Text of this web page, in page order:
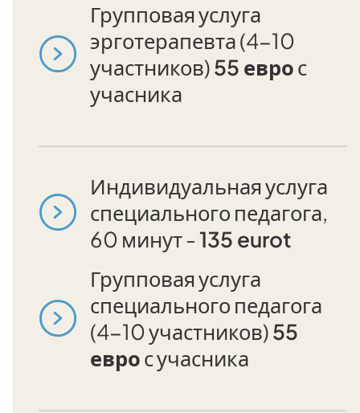
Групповая услуга
эрготерапевта (4-10
участников)55 еврос
учасника
Индивидуальная услуга
специального педагога,
60 минут -135 eurot
Групповая услуга
специального педагога
(4-10 участников)55
еврос учасника